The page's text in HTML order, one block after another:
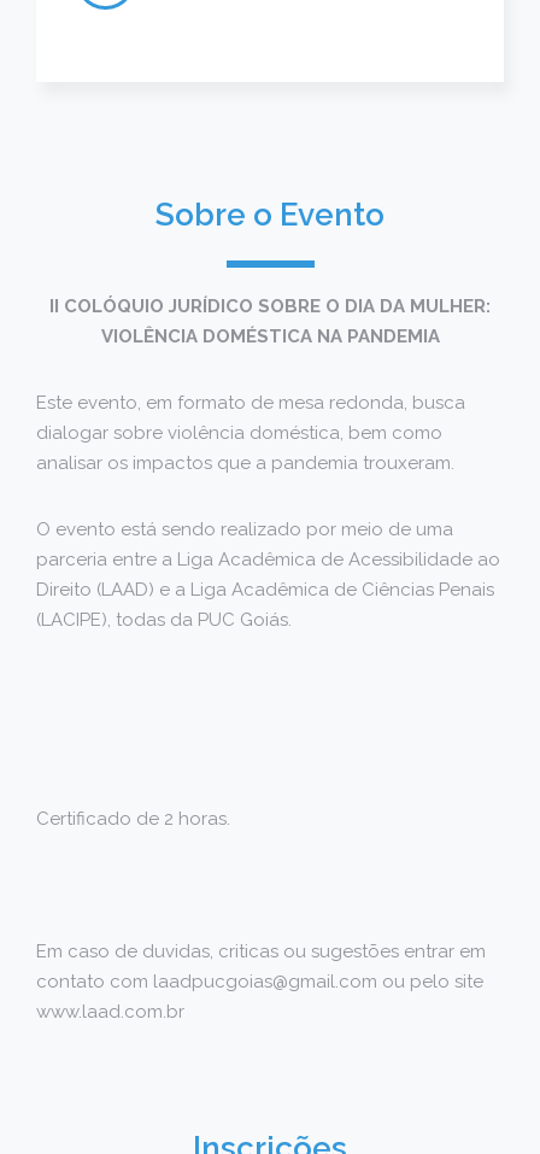
Sobre o Evento
II COLÓQUIO JURÍDICO SOBRE O DIA DA MULHER:
VIOLÊNCIA DOMÉSTICA NA PANDEMIA
Este evento, em formato de mesa redonda, busca
dialogar sobre violência doméstica, bem como
analisar os impactos que a pandemia trouxeram.
O evento está sendo realizado por meio de uma
parceria entre a Liga Acadêmica de Acessibilidade ao
Direito (LAAD) e a Liga Acadêmica de Ciências Penais
(LACIPE), todas da PUC Goiás.
Certificado de 2 horas.
Em caso de duvidas, criticas ou sugestões entrar em
contato com laadpucgoias@gmail.com ou pelo site
www.laad.com.br